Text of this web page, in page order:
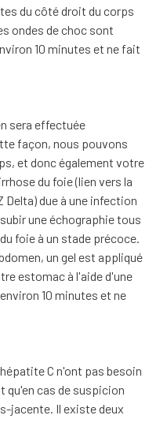
du côté droit du corps
ondes de choc sont
10 minutes et ne fait
sera effectuée
façon, nous pouvons
et donc également votre
du foie (lien vers la
Delta) due à une infection
une échographie tous
foie à un stade précoce.
un gel est appliqué
estomac à l'aide d'une
10 minutes et ne
C n'ont pas besoin
qu'en cas de suspicion
jacente. Il existe deux